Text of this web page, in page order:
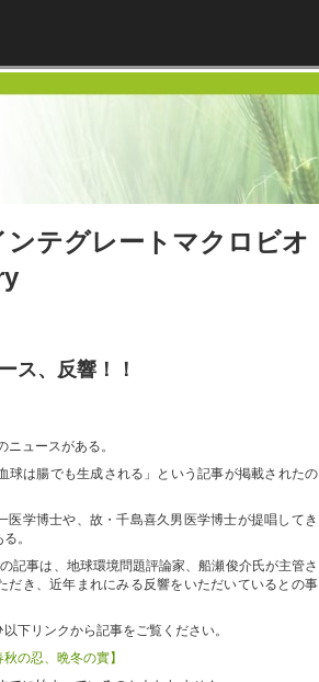
テグレートマクロビオ
ス、反響！！
ュースがある。
球は腸でも生成される」という記事が掲載されたの
医学博士や、故・千島喜久男医学博士が提唱してき
。
記事は、地球環境問題評論家、船瀬俊介氏が主管さ
だき、近年まれにみる反響をいただいているとの事
下リンクから記事をご覧ください。
の忍、晩冬の實】